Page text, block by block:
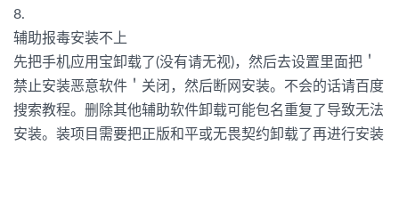
8.
辅助报毒安装不上
先把手机应用宝卸载了(没有请无视)，然后去设置里面把＇
禁止安装恶意软件＇关闭，然后断网安装。不会的话请百度
搜索教程。删除其他辅助软件卸载可能包名重复了导致无法
安装。装项目需要把正版和平或无畏契约卸载了再进行安装